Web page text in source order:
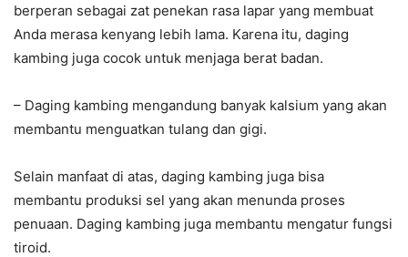
berperan sebagai zat penekan rasa lapar yang membuat
Anda merasa kenyang lebih lama. Karena itu, daging
kambing juga cocok untuk menjaga berat badan.
– Daging kambing mengandung banyak kalsium yang akan
membantu menguatkan tulang dan gigi.
Selain manfaat di atas, daging kambing juga bisa
membantu produksi sel yang akan menunda proses
penuaan. Daging kambing juga membantu mengatur fungsi
tiroid.